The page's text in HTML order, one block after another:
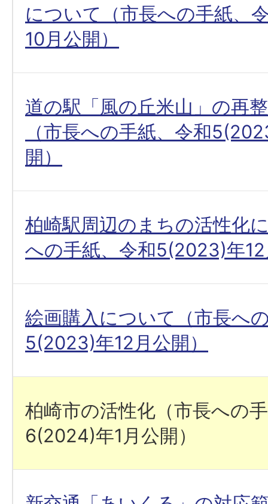
について（市長への手紙、
10月公開）
道の駅「風の丘米山」の再
（市長への手紙、令和
開）
柏崎駅周辺のまちの活性化
への手紙、令和5(2023)年
絵画購入について（市長へ
5(2023)年12月公開）
柏崎市の活性化（市長への
6(2024)年1月公開）